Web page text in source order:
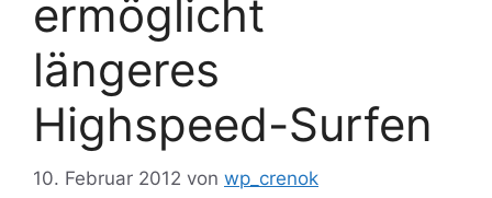
ermöglicht
längeres
Highspeed-Surfen
10. Februar 2012 von wp_crenok